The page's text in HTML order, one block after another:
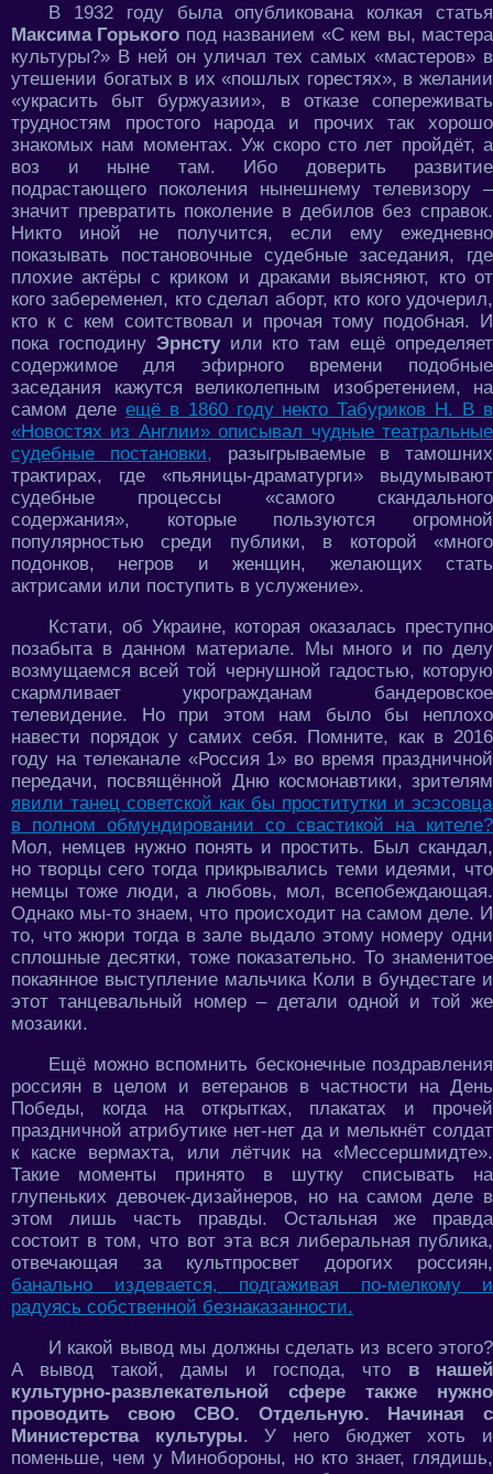
В 1932 году была опубликована колкая статья
Максима Горького под названием «С кем вы, мастера
культуры?» В ней он уличал тех самых «мастеров» в
утешении богатых в их «пошлых горестях», в желании
«украсить быт буржуазии», в отказе сопереживать
трудностям простого народа и прочих так хорошо
знакомых нам моментах. Уж скоро сто лет пройдёт, а
воз и ныне там. Ибо доверить развитие
подрастающего поколения нынешнему телевизору –
значит превратить поколение в дебилов без справок.
Никто иной не получится, если ему ежедневно
показывать постановочные судебные заседания, где
плохие актёры с криком и драками выясняют, кто от
кого забеременел, кто сделал аборт, кто кого удочерил,
кто к с кем соитствовал и прочая тому подобная. И
пока господину Эрнсту или кто там ещё определяет
содержимое для эфирного времени подобные
заседания кажутся великолепным изобретением, на
самом деле ещё в 1860 году некто Табуриков Н. В в
«Новостях из Англии» описывал чудные театральные
судебные постановки, разыгрываемые в тамошних
трактирах, где «пьяницы-драматурги» выдумывают
судебные процессы «самого скандального
содержания», которые пользуются огромной
популярностью среди публики, в которой «много
подонков, негров и женщин, желающих стать
актрисами или поступить в услужение».
Кстати, об Украине, которая оказалась преступно
позабыта в данном материале. Мы много и по делу
возмущаемся всей той чернушной гадостью, которую
скармливает укрогражданам бандеровское
телевидение. Но при этом нам было бы неплохо
навести порядок у самих себя. Помните, как в 2016
году на телеканале «Россия 1» во время праздничной
передачи, посвящённой Дню космонавтики, зрителям
явили танец советской как бы проститутки и эсэсовца
в полном обмундировании со свастикой на кителе?
Мол, немцев нужно понять и простить. Был скандал,
но творцы сего тогда прикрывались теми идеями, что
немцы тоже люди, а любовь, мол, всепобеждающая.
Однако мы-то знаем, что происходит на самом деле. И
то, что жюри тогда в зале выдало этому номеру одни
сплошные десятки, тоже показательно. То знаменитое
покаянное выступление мальчика Коли в бундестаге и
этот танцевальный номер – детали одной и той же
мозаики.
Ещё можно вспомнить бесконечные поздравления
россиян в целом и ветеранов в частности на День
Победы, когда на открытках, плакатах и прочей
праздничной атрибутике нет-нет да и мелькнёт солдат
к каске вермахта, или лётчик на «Мессершмидте».
Такие моменты принято в шутку списывать на
глупеньких девочек-дизайнеров, но на самом деле в
этом лишь часть правды. Остальная же правда
состоит в том, что вот эта вся либеральная публика,
отвечающая за культпросвет дорогих россиян,
банально издевается, подгаживая по-мелкому и
радуясь собственной безнаказанности.
И какой вывод мы должны сделать из всего этого?
А вывод такой, дамы и господа, что в нашей
культурно-развлекательной сфере также нужно
проводить свою СВО. Отдельную. Начиная с
Министерства культуры. У него бюджет хоть и
поменьше, чем у Минобороны, но кто знает, глядишь,